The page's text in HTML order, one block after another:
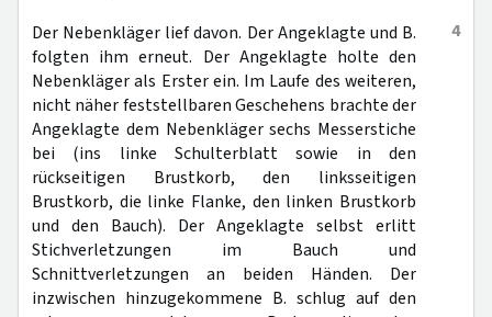
4
Der Nebenkläger lief davon. Der Angeklagte und B.
folgten ihm erneut. Der Angeklagte holte den
Nebenkläger als Erster ein. Im Laufe des weiteren,
nicht näher feststellbaren Geschehens brachte der
Angeklagte dem Nebenkläger sechs Messerstiche
bei (ins linke Schulterblatt sowie in den
rückseitigen Brustkorb, den linksseitigen
Brustkorb, die linke Flanke, den linken Brustkorb
und den Bauch). Der Angeklagte selbst erlitt
Stichverletzungen im Bauch und
Schnittverletzungen an beiden Händen. Der
inzwischen hinzugekommene B. schlug auf den